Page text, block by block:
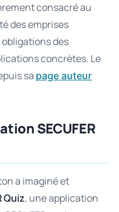
consacré au
des emprises
des
concrètes. Le
sa page auteur
SECUFER
a imaginé et
Quiz, une application